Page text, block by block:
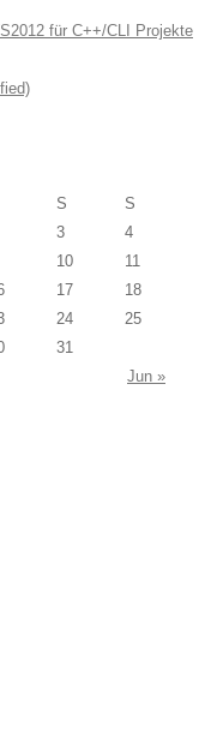
für C++/CLI Projekte
S
S
3
4
10
11
17
18
24
25
31
Jun »